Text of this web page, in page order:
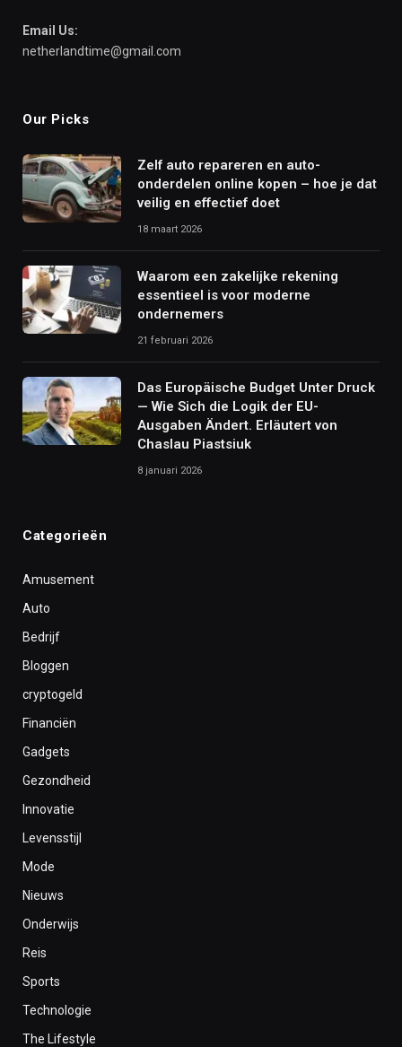
Email Us:
netherlandtime@gmail.com
Our Picks
Zelf auto repareren en auto-
onderdelen online kopen – hoe je dat
veilig en effectief doet
18 maart 2026
Waarom een zakelijke rekening
essentieel is voor moderne
ondernemers
21 februari 2026
Das Europäische Budget Unter Druck
— Wie Sich die Logik der EU-
Ausgaben Ändert. Erläutert von
Chaslau Piastsiuk
8 januari 2026
Categorieën
Amusement
Auto
Bedrijf
Bloggen
cryptogeld
Financiën
Gadgets
Gezondheid
Innovatie
Levensstijl
Mode
Nieuws
Onderwijs
Reis
Sports
Technologie
The Lifestyle